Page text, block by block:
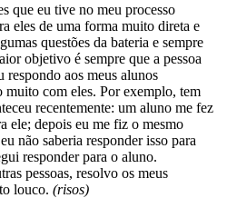
que eu tive no meu processo
eles de uma forma muito direta e
questões da bateria e sempre
objetivo é sempre que a pessoa
aos meus alunos
muito com eles. Por exemplo, tem
recentemente: um aluno me fez
ele; depois eu me fiz o mesmo
não saberia responder isso para
responder para o aluno.
pessoas, resolvo os meus
louco. (risos)